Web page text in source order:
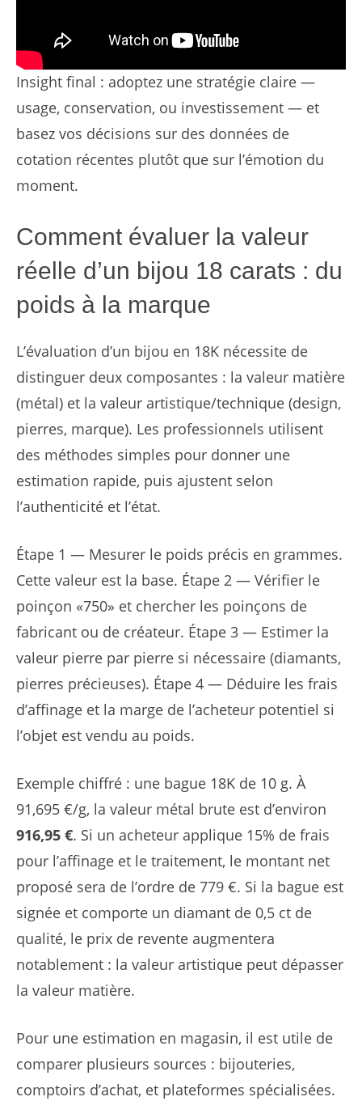
Insight final : adoptez une stratégie claire —
usage, conservation, ou investissement — et
basez vos décisions sur des données de
cotation récentes plutôt que sur l’émotion du
moment.
Comment évaluer la valeur
réelle d’un bijou 18 carats : du
poids à la marque
L’évaluation d’un bijou en 18K nécessite de
distinguer deux composantes : la valeur matière
(métal) et la valeur artistique/technique (design,
pierres, marque). Les professionnels utilisent
des méthodes simples pour donner une
estimation rapide, puis ajustent selon
l’authenticité et l’état.
Étape 1 — Mesurer le poids précis en grammes.
Cette valeur est la base. Étape 2 — Vérifier le
poinçon «750» et chercher les poinçons de
fabricant ou de créateur. Étape 3 — Estimer la
valeur pierre par pierre si nécessaire (diamants,
pierres précieuses). Étape 4 — Déduire les frais
d’affinage et la marge de l’acheteur potentiel si
l’objet est vendu au poids.
Exemple chiffré : une bague 18K de 10 g. À
91,695 €/g, la valeur métal brute est d’environ
916,95 €. Si un acheteur applique 15% de frais
pour l’affinage et le traitement, le montant net
proposé sera de l’ordre de 779 €. Si la bague est
signée et comporte un diamant de 0,5 ct de
qualité, le prix de revente augmentera
notablement : la valeur artistique peut dépasser
la valeur matière.
Pour une estimation en magasin, il est utile de
comparer plusieurs sources : bijouteries,
comptoirs d’achat, et plateformes spécialisées.